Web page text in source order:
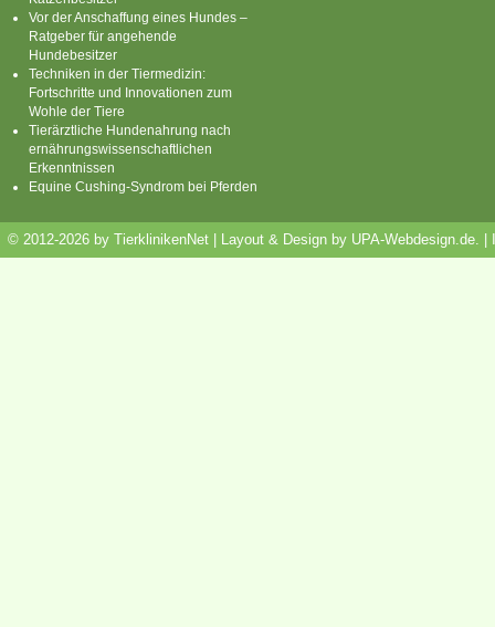
Vor der Anschaffung eines Hundes –
Ratgeber für angehende
Hundebesitzer
Techniken in der Tiermedizin:
Fortschritte und Innovationen zum
Wohle der Tiere
Tierärztliche Hundenahrung nach
ernährungswissenschaftlichen
Erkenntnissen
Equine Cushing-Syndrom bei Pferden
© 2012-2026 by TierklinikenNet | Layout & Design by UPA-Webdesign.de.